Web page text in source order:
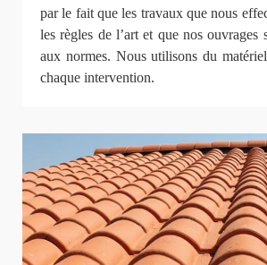
par le fait que les travaux que nous
les règles de l’art et que nos ouvrages
aux normes. Nous utilisons du
chaque intervention.